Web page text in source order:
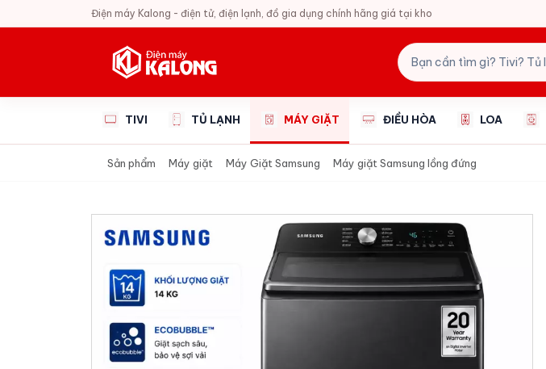
Điện máy Kalong - điện tử, điện lạnh, đồ gia dụng chính hãng giá tại kho
TIVI TỦ LẠNH MÁY GIẶT ĐIỀU HÒA LOA
Sản phẩm Máy giặt Máy Giặt Samsung Máy giặt Samsung lồng đứng